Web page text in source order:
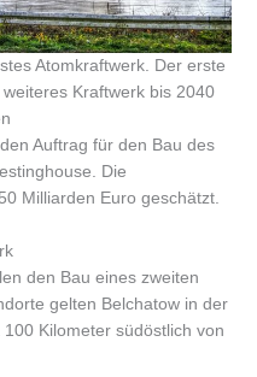
Atomkraftwerk. Der erste
Kraftwerk bis 2040
Auftrag für den Bau des
Die
Milliarden Euro geschätzt.
den Bau eines zweiten
gelten Belchatow in der
Kilometer südöstlich von